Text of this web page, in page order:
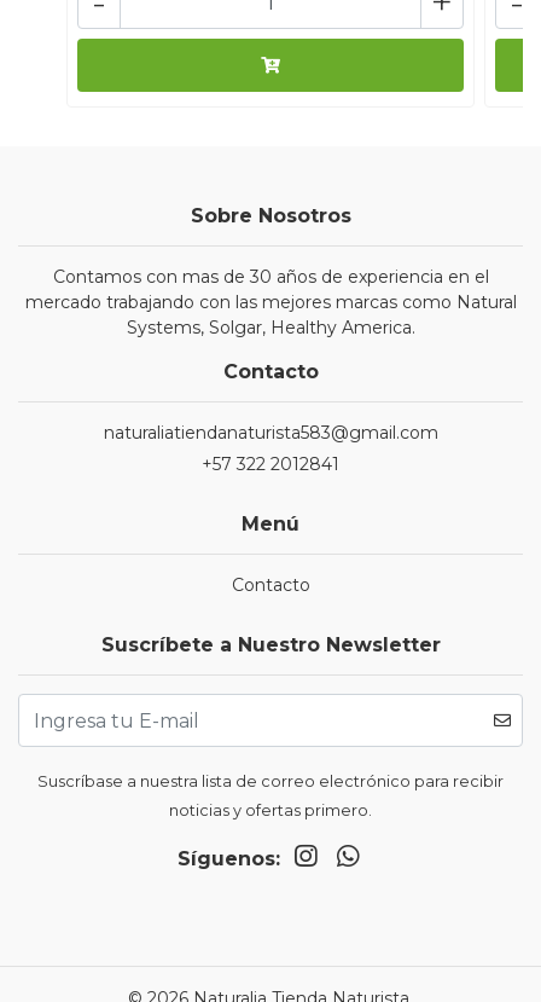
Sobre Nosotros
Contamos con mas de 30 años de experiencia en el
mercado trabajando con las mejores marcas como Natural
Systems, Solgar, Healthy America.
Contacto
naturaliatiendanaturista583@gmail.com
+57 322 2012841
Menú
Contacto
Suscríbete a Nuestro Newsletter
Suscríbase a nuestra lista de correo electrónico para recibir
noticias y ofertas primero.
Síguenos: